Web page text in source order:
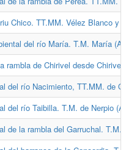
Chico. TT.MM. Vélez Blanco y
del río María. T.M. María
rambla de Chirivel desde
del río Nacimiento, TT.MM. de
del río Taibilla. T.M. de Nerpio
de la rambla del Garruchal. T.M.